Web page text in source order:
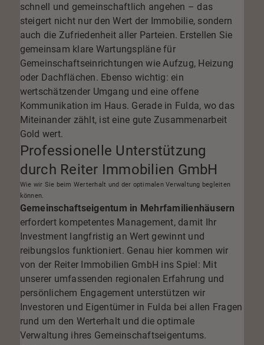
schnell und gemeinschaftlich angehen – das
steigert nicht nur den Wert der Immobilie, sondern
auch die Zufriedenheit aller Parteien. Erstellen Sie
gemeinsam klare Wartungspläne für
Gemeinschaftseinrichtungen wie Aufzug, Heizung
oder Dachflächen. Ebenso wichtig: ein
wertschätzender Umgang und eine offene
Kommunikation im Haus. Gerade in Fulda, wo das
Miteinander zählt, ist eine gute Zusammenarbeit
Gold wert.
Professionelle Unterstützung
durch Reiter Immobilien GmbH
Wie wir Sie beim Werterhalt und der optimalen Verwaltung begleiten
können.
Gemeinschaftseigentum in Mehrfamilienhäusern
erfordert kompetentes Management, damit Ihr
Investment langfristig an Wert gewinnt und
reibungslos funktioniert. Genau hier kommen wir
von der Reiter Immobilien GmbH ins Spiel: Mit
unserer umfassenden regionalen Erfahrung und
persönlichem Engagement unterstützen wir
Investoren und Eigentümer in Fulda bei allen Fragen
rund um den Werterhalt und die optimale
Verwaltung ihres Gemeinschaftseigentums.